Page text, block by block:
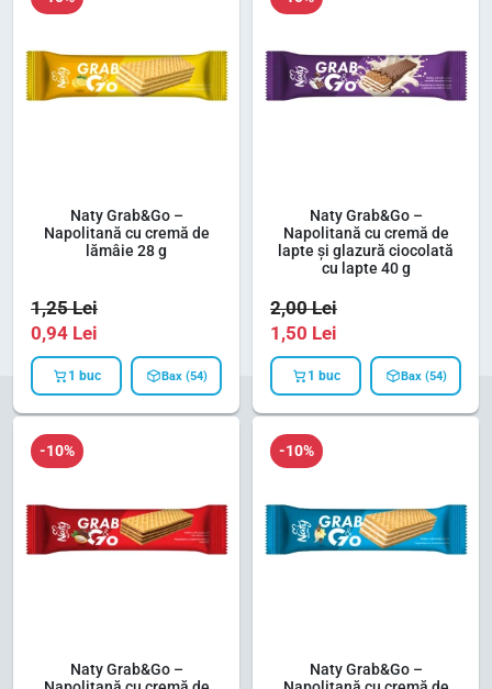
Naty Grab&Go –
Napolitană cu cremă de
lămâie 28 g
1,25Lei
0,94 Lei
1 buc Bax (54)
Naty Grab&Go –
Napolitană cu cremă de
lapte și glazură ciocolată
cu lapte 40 g
2,00Lei
1,50 Lei
1 buc Bax (54)
-10%
Naty Grab&Go –
-10%
Naty Grab&Go –